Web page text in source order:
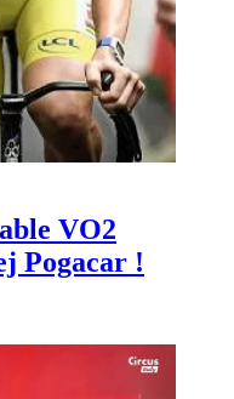
VO2
Pogacar !